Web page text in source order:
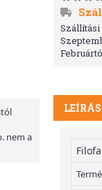
nem a
Szállítási
LEÍRÁS